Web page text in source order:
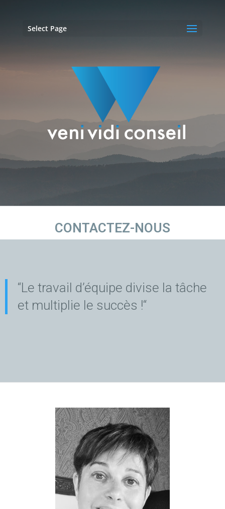
Select Page
CONTACTEZ-NOUS
“Le travail d’équipe divise la tâche
et multiplie le succès !“